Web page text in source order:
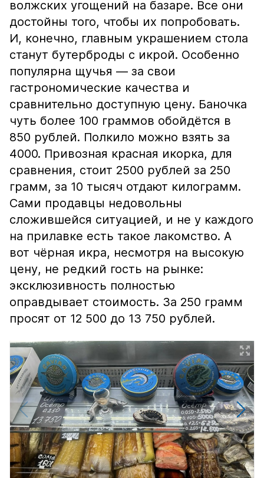
волжских угощений на базаре. Все они
достойны того, чтобы их попробовать.
И, конечно, главным украшением стола
станут бутерброды с икрой. Особенно
популярна щучья — за свои
гастрономические качества и
сравнительно доступную цену. Баночка
чуть более 100 граммов обойдётся в
850 рублей. Полкило можно взять за
4000. Привозная красная икорка, для
сравнения, стоит 2500 рублей за 250
грамм, за 10 тысяч отдают килограмм.
Сами продавцы недовольны
сложившейся ситуацией, и не у каждого
на прилавке есть такое лакомство. А
вот чёрная икра, несмотря на высокую
цену, не редкий гость на рынке:
эксклюзивность полностью
оправдывает стоимость. За 250 грамм
просят от 12 500 до 13 750 рублей.